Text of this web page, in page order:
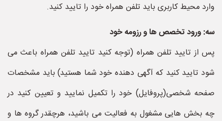
وارد محیط کاربری باید تلفن همراه خود را تایید کنید.
سه: ورود تخصص ها و رزومه خود
پس از تایید تلفن همراه (توجه کنید تایید تلفن همراه باعث می
شود تایید کنید که آگهی دهنده خود شما هستید) باید مشخصات
صفحه شخصی(پروفایل) خود را تکمیل نمایید و تعیین کنید در
چه بخش هایی مشغول به فعالیت می باشید، هرچقدر گروه ها و